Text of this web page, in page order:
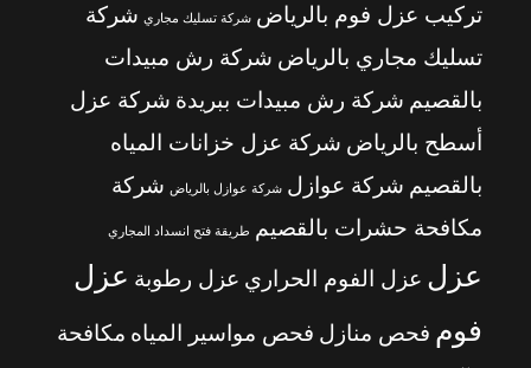
تركيب عزل فوم بالرياض شركة تسليك مجاري شركة
تسليك مجاري بالرياض شركة رش مبيدات
بالقصيم شركة رش مبيدات ببريدة شركة عزل
أسطح بالرياض شركة عزل خزانات المياه
بالقصيم شركة عوازل شركة عوازل بالرياض شركة
مكافحة حشرات بالقصيم
طريقة فتح انسداد المجاري
عزل عزل الفوم الحراري عزل رطوبة عزل
فوم فحص منازل فحص مواسير المياه مكافحة